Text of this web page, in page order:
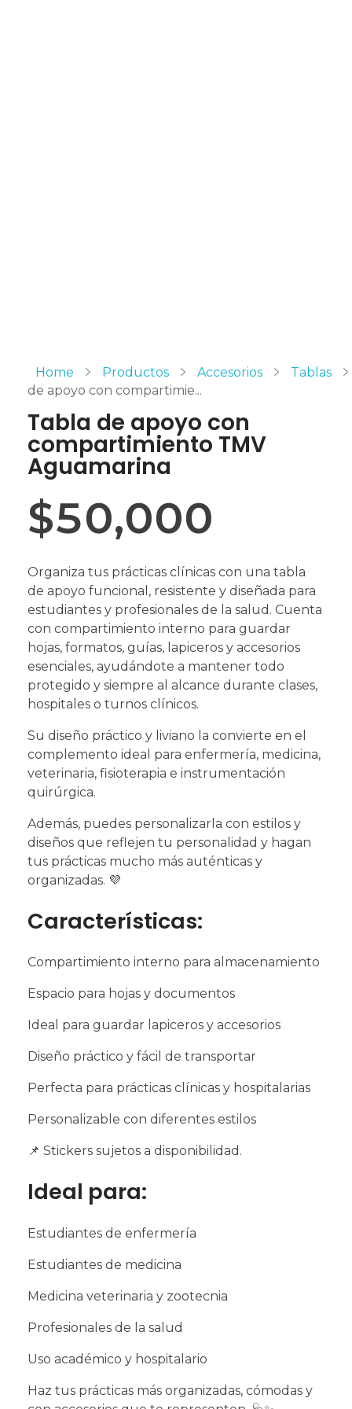
Home Productos Accesorios
Tablas
de apoyo con compartimie...
Tabla de apoyo con
compartimiento TMV
Aguamarina
$50,000
Organiza tus prácticas clínicas con una tabla
de apoyo funcional, resistente y diseñada para
estudiantes y profesionales de la salud. Cuenta
con compartimiento interno para guardar
hojas, formatos, guías, lapiceros y accesorios
esenciales, ayudándote a mantener todo
protegido y siempre al alcance durante clases,
hospitales o turnos clínicos.
Su diseño práctico y liviano la convierte en el
complemento ideal para enfermería, medicina,
veterinaria, fisioterapia e instrumentación
quirúrgica.
Además, puedes personalizarla con estilos y
diseños que reflejen tu personalidad y hagan
tus prácticas mucho más auténticas y
organizadas. 💜
Características:
Compartimiento interno para almacenamiento
Espacio para hojas y documentos
Ideal para guardar lapiceros y accesorios
Diseño práctico y fácil de transportar
Perfecta para prácticas clínicas y hospitalarias
Personalizable con diferentes estilos
📌 Stickers sujetos a disponibilidad.
Ideal para:
Estudiantes de enfermería
Estudiantes de medicina
Medicina veterinaria y zootecnia
Profesionales de la salud
Uso académico y hospitalario
Haz tus prácticas más organizadas, cómodas y